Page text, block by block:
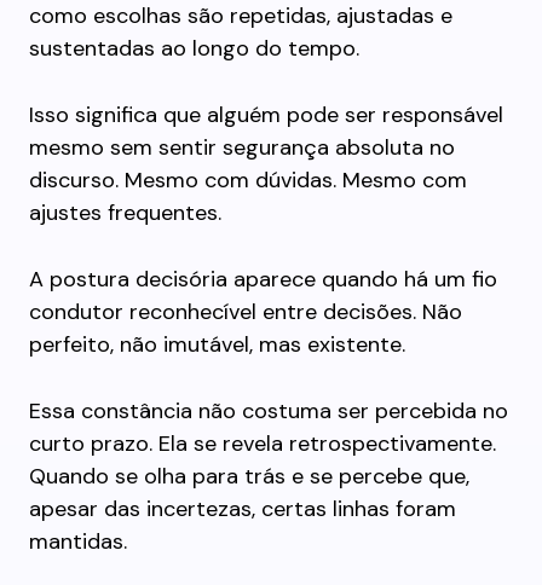
como escolhas são repetidas, ajustadas e
sustentadas ao longo do tempo.
Isso significa que alguém pode ser responsável
mesmo sem sentir segurança absoluta no
discurso. Mesmo com dúvidas. Mesmo com
ajustes frequentes.
A postura decisória aparece quando há um fio
condutor reconhecível entre decisões. Não
perfeito, não imutável, mas existente.
Essa constância não costuma ser percebida no
curto prazo. Ela se revela retrospectivamente.
Quando se olha para trás e se percebe que,
apesar das incertezas, certas linhas foram
mantidas.